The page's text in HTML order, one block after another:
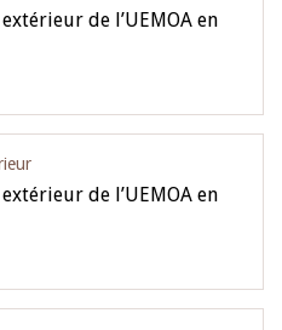
de l’UEMOA en
de l’UEMOA en